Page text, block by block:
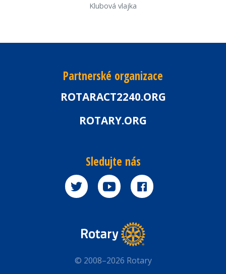
Klubová vlajka
Partnerské organizace
ROTARACT2240.ORG
ROTARY.ORG
Sledujte nás
© 2008–2026 Rotary